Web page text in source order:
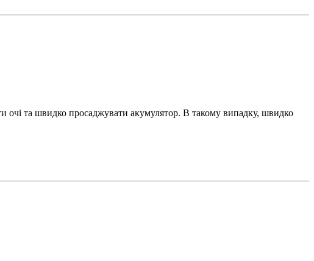
очі та швидко просаджувати акумулятор. В такому випадку, швидко